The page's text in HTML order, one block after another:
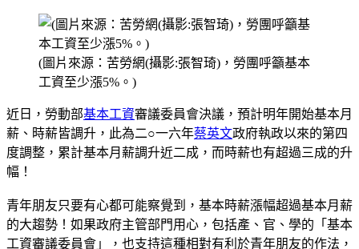
(圖片來源：苦勞網(攝影:張智琦)，勞團呼籲基本
工資至少漲5%。)
近日，勞動部基本工資審議委員會決議，預計明年開始基本月
薪、時薪皆調升，此為二○一六年蔡英文政府執政以來的第四
度調整，累計基本月薪調升近二成，而時薪也有超過三成的升
幅！
青年朋友只要有心都可能察覺到，基本時薪漲幅超過基本月薪
的大趨勢！如果政府主管部門用心，包括產、官、學的「基本
工資審議委員會」，也支持這種相對有利於青年朋友的作法，